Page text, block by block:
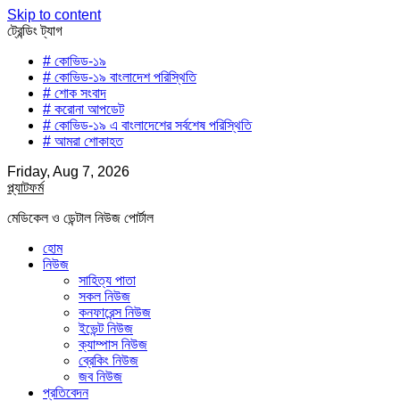
Skip to content
ট্রেন্ডিং ট্যাগ
# কোভিড-১৯
# কোভিড-১৯ বাংলাদেশ পরিস্থিতি
# শোক সংবাদ
# করোনা আপডেট
# কোভিড-১৯ এ বাংলাদেশের সর্বশেষ পরিস্থিতি
# আমরা শোকাহত
Friday, Aug 7, 2026
প্ল্যাটফর্ম
মেডিকেল ও ডেন্টাল নিউজ পোর্টাল
হোম
নিউজ
সাহিত্য পাতা
সকল নিউজ
কনফারেন্স নিউজ
ইভেন্ট নিউজ
ক্যাম্পাস নিউজ
ব্রেকিং নিউজ
জব নিউজ
প্রতিবেদন